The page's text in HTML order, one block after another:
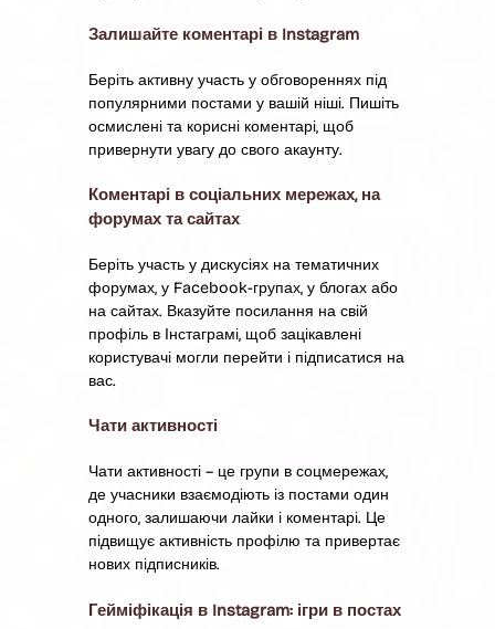
Залишайте коментарі в Instagram
Беріть активну участь у обговореннях під
популярними постами у вашій ніші. Пишіть
осмислені та корисні коментарі, щоб
привернути увагу до свого акаунту.
Коментарі в соціальних мережах, на
форумах та сайтах
Беріть участь у дискусіях на тематичних
форумах, у Facebook-групах, у блогах або
на сайтах. Вказуйте посилання на свій
профіль в Інстаграмі, щоб зацікавлені
користувачі могли перейти і підписатися на
вас.
Чати активності
Чати активності – це групи в соцмережах,
де учасники взаємодіють із постами один
одного, залишаючи лайки і коментарі. Це
підвищує активність профілю та привертає
нових підписників.
Гейміфікація в Instagram: ігри в постах